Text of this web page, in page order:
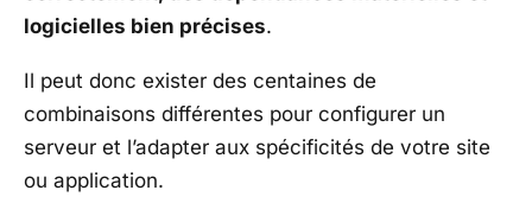
logicielles bien précises.
Il peut donc exister des centaines de
combinaisons différentes pour configurer un
serveur et l’adapter aux spécificités de votre site
ou application.